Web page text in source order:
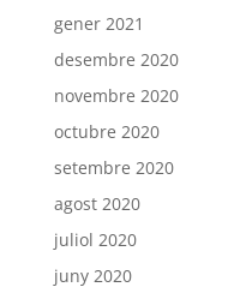
gener 2021
desembre 2020
novembre 2020
octubre 2020
setembre 2020
agost 2020
juliol 2020
juny 2020